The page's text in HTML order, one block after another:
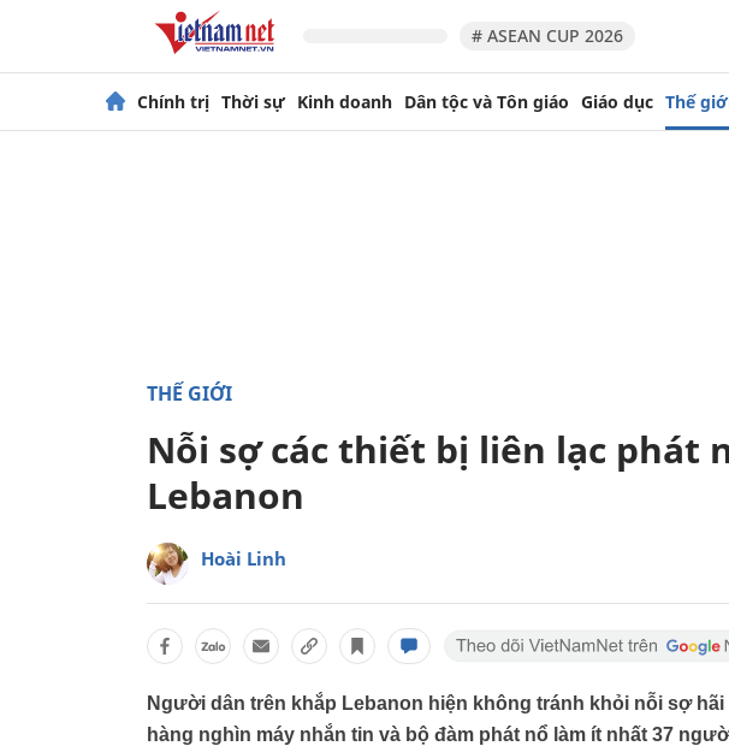
# ASEAN CUP 2026
Chính trị Thời sự Kinh doanh Dân tộc và Tôn giáo Giáo dục Thế
THẾ GIỚI
Nỗi sợ các thiết bị liên lạc phát
Lebanon
Hoài Linh
Người dân trên khắp Lebanon hiện không tránh khỏi nỗi sợ
hàng nghìn máy nhắn tin và bộ đàm phát nổ làm ít nhất 37